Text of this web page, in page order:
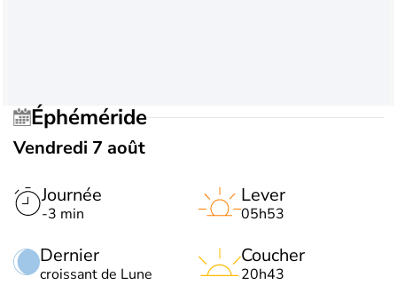
Éphéméride
Vendredi 7 août
Journée
-3 min
Dernier
croissant de Lune
Lever
05h53
Coucher
20h43